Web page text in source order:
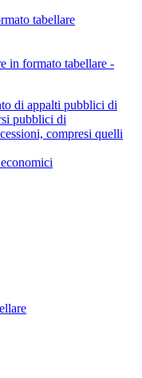
tabellare
in formato tabellare -
di appalti pubblici di
pubblici di
compresi quelli